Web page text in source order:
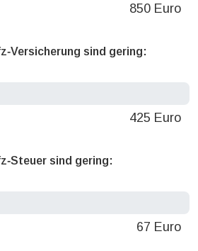
850 Euro
sind gering:
425 Euro
sind gering:
67 Euro